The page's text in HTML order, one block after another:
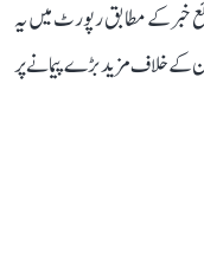
خبر کے مطابق رپورٹ میں یہ
کے خلاف مزید بڑے پیمانے پر